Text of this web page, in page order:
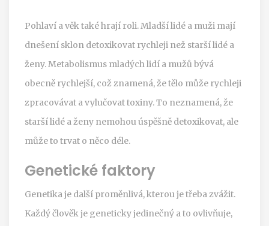
Pohlaví a věk také hrají roli. Mladší lidé a muži mají
dnešení sklon detoxikovat rychleji než starší lidé a
ženy. Metabolismus mladých lidí a mužů bývá
obecně rychlejší, což znamená, že tělo může rychleji
zpracovávat a vylučovat toxiny. To neznamená, že
starší lidé a ženy nemohou úspěšně detoxikovat, ale
může to trvat o něco déle.
Genetické faktory
Genetika je další proměnlivá, kterou je třeba zvážit.
Každý člověk je geneticky jedinečný a to ovlivňuje,